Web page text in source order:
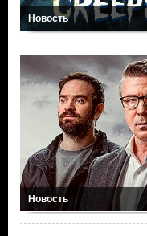
Новость
Новость